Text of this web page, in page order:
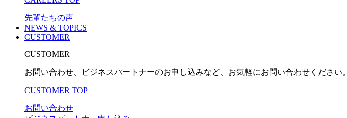
先輩たちの声
NEWS & TOPICS
CUSTOMER
CUSTOMER
お問い合わせ、ビジネスパートナーのお申し込みなど、お気軽にお問い合わせください。
CUSTOMER TOP
お問い合わせ